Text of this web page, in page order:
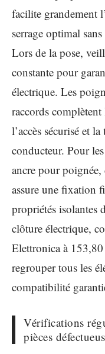
facilite grandement
serrage optimal
Lors de la pose,
constante pour
électrique. Les
raccords
l’accès sécurisé et
conducteur. Pour
ancre pour
assure une fixation
propriétés isolantes
clôture électrique,
Elettronica à
regrouper tous les
compatibilité
Vérifications
pièces